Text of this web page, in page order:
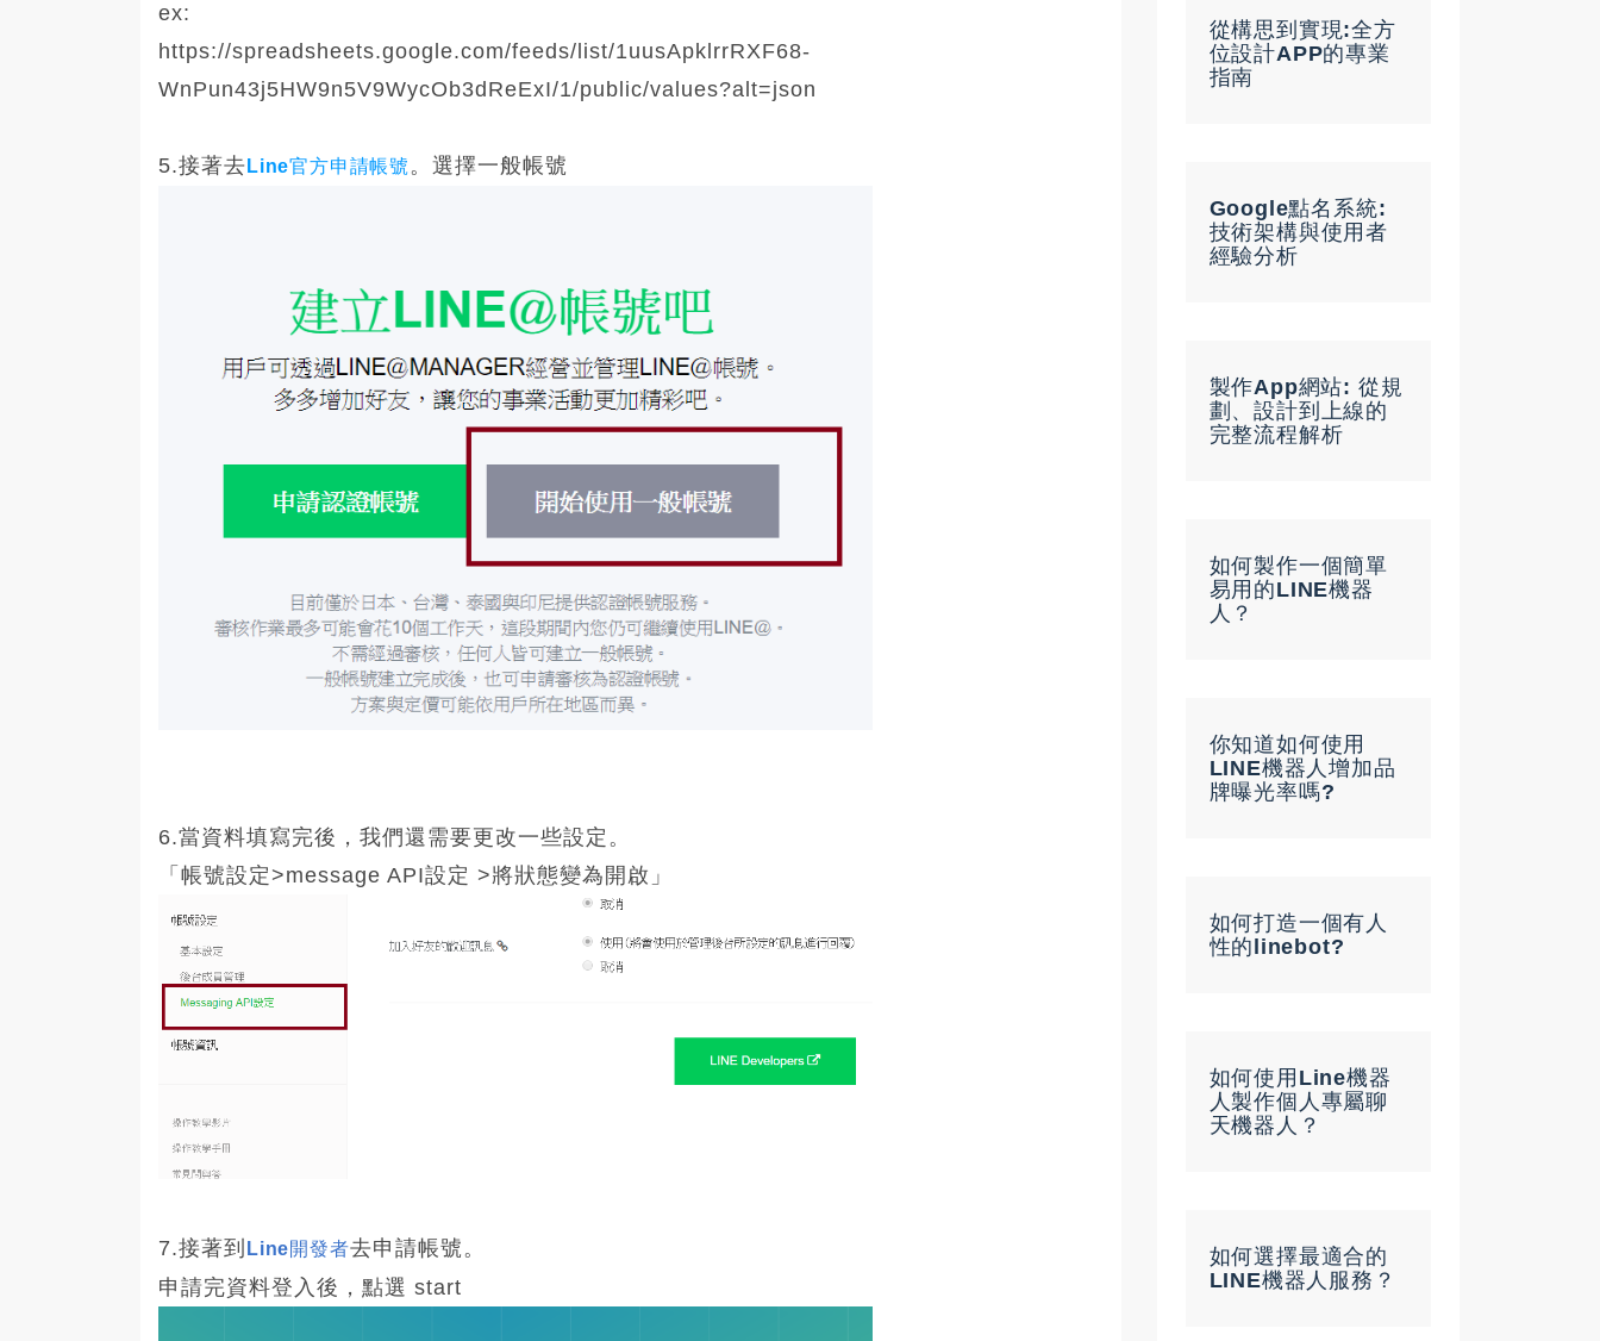
ex:
https://spreadsheets.google.com/feeds/list/1uusApklrrRXF68-
WnPun43j5HW9n5V9WycOb3dReExI/1/public/values?alt=json
5.接著去 Line官方申請帳號。選擇一般帳號
6.當資料填寫完後，我們還需要更改一些設定。
「帳號設定>message API設定 >將狀態變為開啟」
7.接著到 Line開發者去申請帳號。
申請完資料登入後，點選 start
從構思到實現:全方
位設計APP的專業
指南
Google點名系統:
技術架構與使用者
經驗分析
製作App網站: 從規
劃、設計到上線的
完整流程解析
如何製作一個簡單
易用的LINE機器
人？
你知道如何使用
LINE機器人增加品
牌曝光率嗎?
如何打造一個有人
性的linebot?
如何使用Line機器
人製作個人專屬聊
天機器人？
如何選擇最適合的
LINE機器人服務？